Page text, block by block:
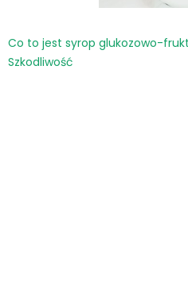
Co to jest syrop glukozowo-
Szkodliwość